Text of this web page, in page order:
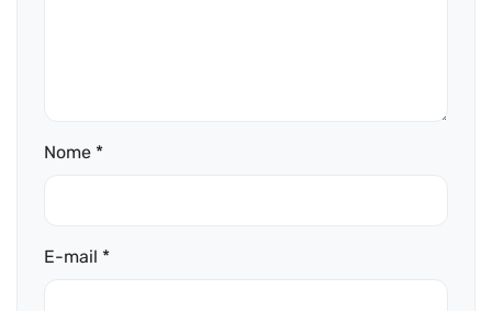
Nome *
E-mail *